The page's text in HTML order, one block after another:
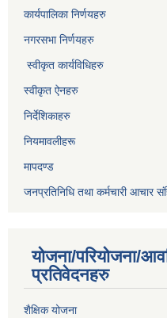
कार्यपालिका निर्णयहरु
नगरसभा निर्णयहरु
स्वीकृत कार्यविधिहरु
स्वीकृत ऐनहरु
निर्देशिकाहरु
नियमावलीहरू
मापदण्ड
जनप्रतिनिधि तथा कर्मचारी आचार
योजना/परियोजना/
प्रतिवेदनहरु
शैक्षिक योजना